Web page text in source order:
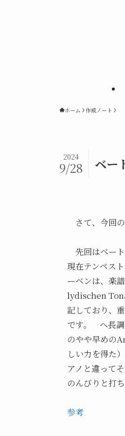
ホーム 作成ノート
ベー
2024
9/28
さて、今回
先回はベー
現在テンペス
ーベンは、楽
lydischen
記しており、
です。 ヘ長調
のやや早めの
しい力を得た
アノと違って
のんびりと打
参考